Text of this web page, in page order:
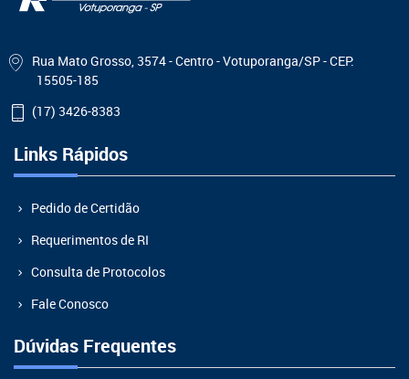
Rua Mato Grosso, 3574 - Centro - Votuporanga/SP - CEP:
15505-185
(17) 3426-8383
Links Rápidos
Pedido de Certidão
Requerimentos de RI
Consulta de Protocolos
Fale Conosco
Dúvidas Frequentes